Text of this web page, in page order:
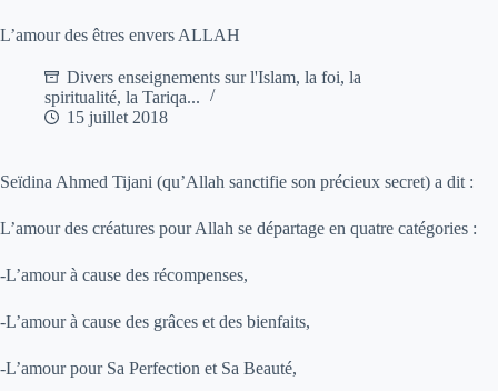
L’amour des êtres envers ALLAH
Divers enseignements sur l'Islam, la foi, la
spiritualité, la Tariqa...
15 juillet 2018
Seïdina Ahmed Tijani (qu’Allah sanctifie son précieux secret) a dit :
L’amour des créatures pour Allah se départage en quatre catégories :
-L’amour à cause des récompenses,
-L’amour à cause des grâces et des bienfaits,
-L’amour pour Sa Perfection et Sa Beauté,